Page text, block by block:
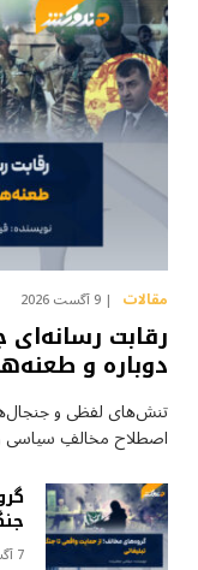
مقالات 9 آگست 2026
رقابت
دوباره و
تنش‌های لفظی و
اصطلاح مخالفِ سیاسی
7 آگست 2026